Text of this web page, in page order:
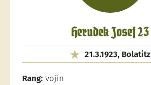
Herudek Josef 23
21.3.1923, Bolatitz
Rang: vojín